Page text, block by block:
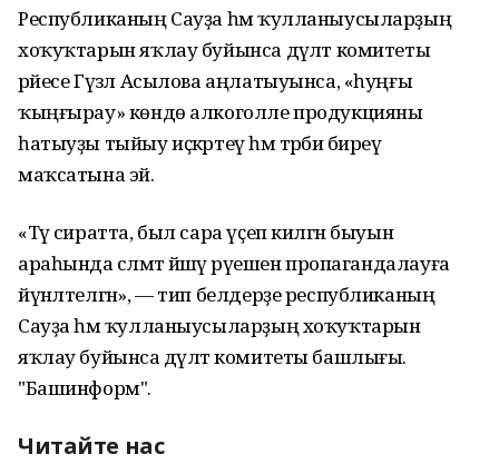
Республиканың Сауҙа һәм ҡулланыусыларҙың
хоҡуҡтарын яҡлау буйынса дәүләт комитеты
рәйесе Гүзәл Асылова аңлатыуынса, «һуңғы
ҡыңғырау» көндө алкоголле продукцияны
һатыуҙы тыйыу иҫкәртеү һәм тәрбиә биреү
маҡсатына эйә.
«Тәү сиратта, был сара үҫеп килгән быуын
араһында сәләмәт йәшәү рәүешен пропагандалауға
йүнәлтелгән», — тип белдерҙе республиканың
Сауҙа һәм ҡулланыусыларҙың хоҡуҡтарын
яҡлау буйынса дәүләт комитеты башлығы.
"Башинформ".
Читайте нас